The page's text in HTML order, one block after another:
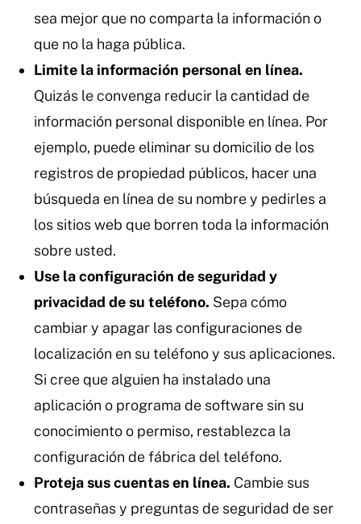
sea mejor que no comparta la información o
que no la haga pública.
Limite la información personal en línea.
Quizás le convenga reducir la cantidad de
información personal disponible en línea. Por
ejemplo, puede eliminar su domicilio de los
registros de propiedad públicos, hacer una
búsqueda en línea de su nombre y pedirles a
los sitios web que borren toda la información
sobre usted.
Use la configuración de seguridad y
privacidad de su teléfono. Sepa cómo
cambiar y apagar las configuraciones de
localización en su teléfono y sus aplicaciones.
Si cree que alguien ha instalado una
aplicación o programa de software sin su
conocimiento o permiso, restablezca la
configuración de fábrica del teléfono.
Proteja sus cuentas en línea. Cambie sus
contraseñas y preguntas de seguridad de ser